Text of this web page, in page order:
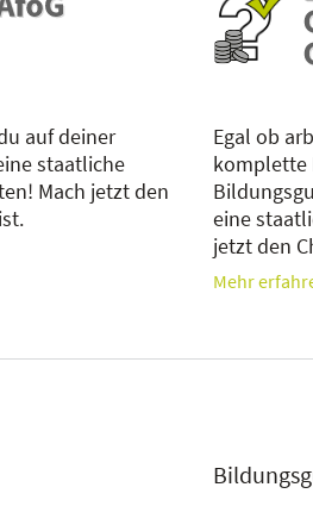
auf deiner
staatliche
Mach jetzt den
Egal ob
komplette
eine
jetzt den
Mehr